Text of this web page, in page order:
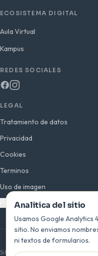
ECOSISTEMA DIGITAL
Aula Virtual
Kampus
REDES SOCIALES
LEGAL
Tratamiento de datos
Privacidad
Cookies
Terminos
Uso de imagen
Preferencias de analitica
© 2026 INEPLAVI · San
Sitio oficial de la Institución
Analitica del sitio
Usamos Google Analytics
sitio. No enviamos
ni textos de formularios.